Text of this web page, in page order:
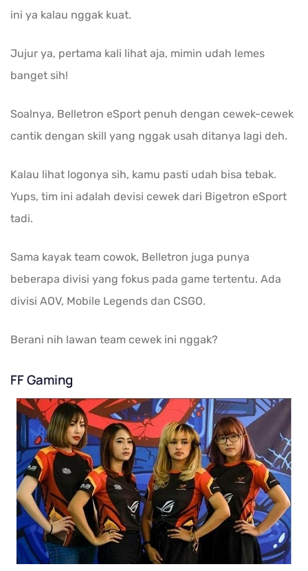
ini ya kalau nggak kuat.
Jujur ya, pertama kali lihat aja, mimin udah lemes
banget sih!
Soalnya, Belletron eSport penuh dengan cewek-cewek
cantik dengan skill yang nggak usah ditanya lagi deh.
Kalau lihat logonya sih, kamu pasti udah bisa tebak.
Yups, tim ini adalah devisi cewek dari Bigetron eSport
tadi.
Sama kayak team cowok, Belletron juga punya
beberapa divisi yang fokus pada game tertentu. Ada
divisi AOV, Mobile Legends dan CSGO.
Berani nih lawan team cewek ini nggak?
FF Gaming